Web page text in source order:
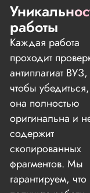
работы
Каждая работа
проходит
антиплагиат ВУЗ,
чтобы
она полностью
оригинальна и
содержит
скопированных
фрагментов. Мы
гарантируем,